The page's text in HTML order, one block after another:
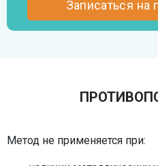
Метод не применяется при: